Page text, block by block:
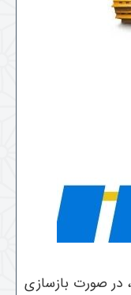
در صورت بازسازی